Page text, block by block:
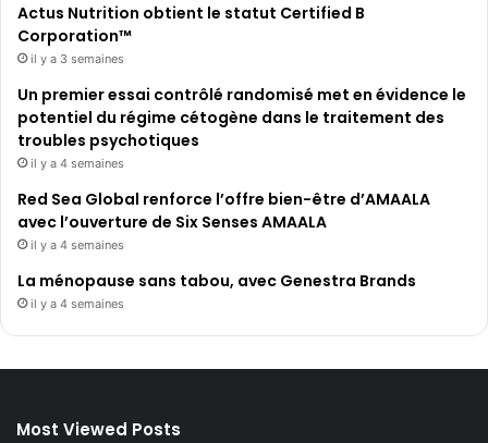
Actus Nutrition obtient le statut Certified B
Corporation™
il y a 3 semaines
Un premier essai contrôlé randomisé met en évidence le
potentiel du régime cétogène dans le traitement des
troubles psychotiques
il y a 4 semaines
Red Sea Global renforce l’offre bien-être d’AMAALA
avec l’ouverture de Six Senses AMAALA
il y a 4 semaines
La ménopause sans tabou, avec Genestra Brands
il y a 4 semaines
Most Viewed Posts